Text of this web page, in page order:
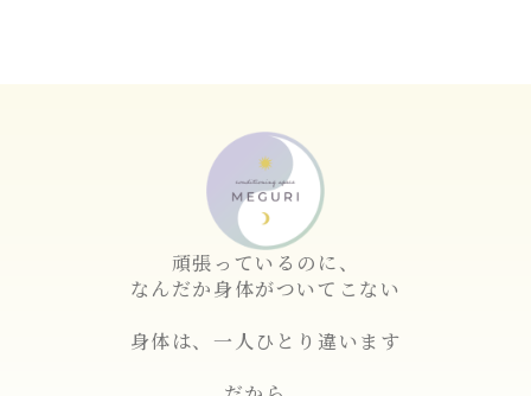
頑張っているのに、
なんだか身体がついてこない
身体は、一人ひとり違います